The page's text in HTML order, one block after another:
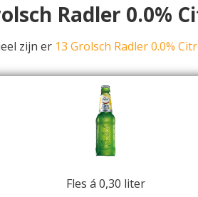
Radler 0.0%
zijn er 13 Grolsch Radler 0.0%
Fles á 0,30 liter